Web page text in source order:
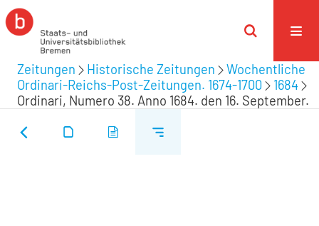
Zeitungen Historische Zeitungen
Wochentliche
Ordinari-Reichs-Post-Zeitungen. 1674-1700
1684
Ordinari, Numero 38. Anno 1684. den 16. September.